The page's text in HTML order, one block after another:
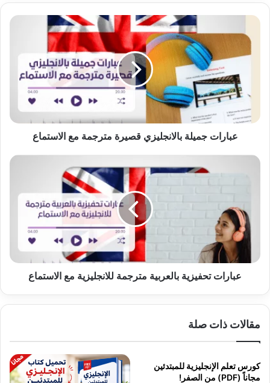
عبارات
جميلة
قصيرة
الاستماع
عبارات جميلة بالانجليزي قصيرة مترجمة مع الاستماع
عبارات
للانجليزية
الاستماع
عبارات تحفيزية بالعربية مترجمة للانجليزية مع الاستماع
مقالات ذات صلة
كورس تعلم الإنجليزية للمبتدئين
مجاناً (PDF) من الصفر!